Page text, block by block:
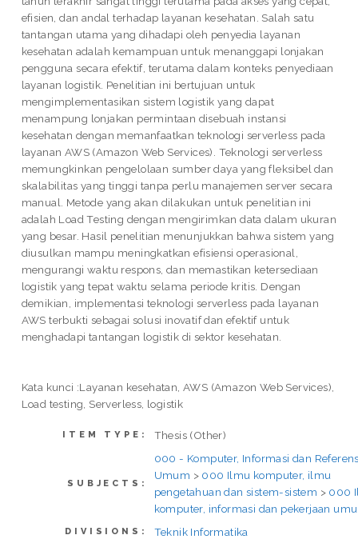
efisien, dan andal terhadap layanan kesehatan. Salah satu
tantangan utama yang dihadapi oleh penyedia layanan
kesehatan adalah kemampuan untuk menanggapi lonjakan
pengguna secara efektif, terutama dalam konteks penyediaan
layanan logistik. Penelitian ini bertujuan untuk
mengimplementasikan sistem logistik yang dapat
menampung lonjakan permintaan disebuah instansi
kesehatan dengan memanfaatkan teknologi serverless pada
layanan AWS (Amazon Web Services). Teknologi serverless
memungkinkan pengelolaan sumber daya yang fleksibel dan
skalabilitas yang tinggi tanpa perlu manajemen server secara
manual. Metode yang akan dilakukan untuk penelitian ini
adalah Load Testing dengan mengirimkan data dalam ukuran
yang besar. Hasil penelitian menunjukkan bahwa sistem yang
diusulkan mampu meningkatkan efisiensi operasional,
mengurangi waktu respons, dan memastikan ketersediaan
logistik yang tepat waktu selama periode kritis. Dengan
demikian, implementasi teknologi serverless pada layanan
AWS terbukti sebagai solusi inovatif dan efektif untuk
menghadapi tantangan logistik di sektor kesehatan.
Kata kunci :Layanan kesehatan, AWS (Amazon Web Services),
Load testing, Serverless, logistik
ITEM TYPE: Thesis (Other)
SUBJECTS:
000 - Komputer, Informasi dan
Umum > 000 Ilmu komputer, ilmu
pengetahuan dan sistem-sistem > 000
komputer, informasi dan pekerjaan
DIVISIONS: Teknik Informatika